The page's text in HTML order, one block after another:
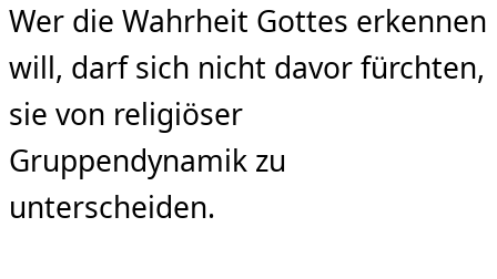
Wer die Wahrheit Gottes erkennen
will, darf sich nicht davor fürchten,
sie von religiöser
Gruppendynamik zu
unterscheiden.